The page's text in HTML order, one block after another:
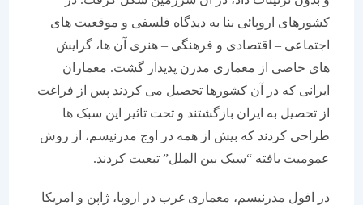
کشورهای اروپائی بنا به دیدگاه فلسفی و موقعیت های
اجتماعی – اقتصادی و فرهنگی – هنری آن ها، گرایش
های خاصی از معماری مدرن پدیدار گشت. معماران
ایرانی که در آن کشورها تحصیل می کردند پس از فراغت
از تحصیل به ایران بازگشتند و تحت تاثیر این سبک ها
طراحی کردند که بیش از همه در اوج مدرنیسم، از روش
عمومیت یافته “سبک بین الملل” تبعیت کردند.
در افول مدرنیسم، معماری غرب در اروپا، ژاپن و امریکا